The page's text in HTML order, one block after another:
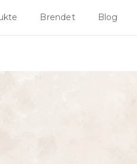
Brendet Blog